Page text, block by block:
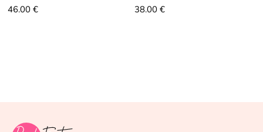
46.00 €
38.00 €